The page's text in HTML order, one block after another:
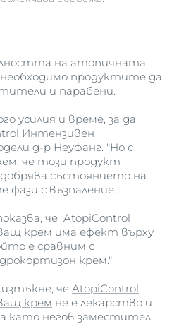
на атопичната
продуктите да
и парабени.
усилия и време, за да
Интензивен
д-р Неуфанг. "Но с
че този продукт
състоянието на
с възпаление.
че AtopiControl
крем има ефект върху
е сравним с
крем."
че AtopiControl
крем не е лекарство и
като негов заместител.